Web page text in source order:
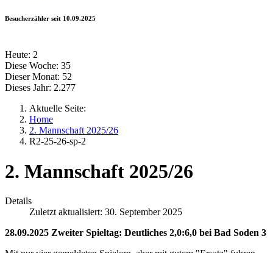
Besucherzähler seit 10.09.2025
Heute: 2
Diese Woche: 35
Dieser Monat: 52
Dieses Jahr: 2.277
Aktuelle Seite:
Home
2. Mannschaft 2025/26
R2-25-26-sp-2
2. Mannschaft 2025/26
Details
Zuletzt aktualisiert: 30. September 2025
28.09.2025 Zweiter Spieltag: Deutliches 2,0:6,0 bei Bad Soden 3